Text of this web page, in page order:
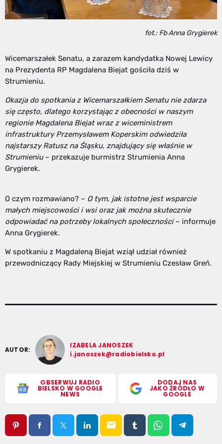
fot.: Fb Anna Grygierek
Wicemarszałek Senatu, a zarazem kandydatka Nowej Lewicy
na Prezydenta RP Magdalena Biejat gościła dziś w
Strumieniu.
Okazja do spotkania z Wicemarszałkiem Senatu nie zdarza
się często, dlatego korzystając z obecności w naszym
regionie Magdalena Biejat wraz z wiceministrem
infrastruktury Przemysławem Koperskim odwiedziła
najstarszy Ratusz na Śląsku, znajdujący się właśnie w
Strumieniu – przekazuje burmistrz Strumienia Anna
Grygierek.
O czym rozmawiano? – O tym, jak istotne jest wsparcie
małych miejscowości i wsi oraz jak można skutecznie
odpowiadać na potrzeby lokalnych społeczności– informuje
Anna Grygierek.
W spotkaniu z Magdaleną Biejat wziął udział również
przewodniczący Rady Miejskiej w Strumieniu Czesław Greń.
AUTOR:
IZABELA JANOSZEK
i.janoszek@radiobielsko.pl
OBSERWUJ RADIO
BIELSKO W GOOGLE
NEWS
DODAJ NAS
JAKO ŹRÓDŁO W
GOOGLE
email